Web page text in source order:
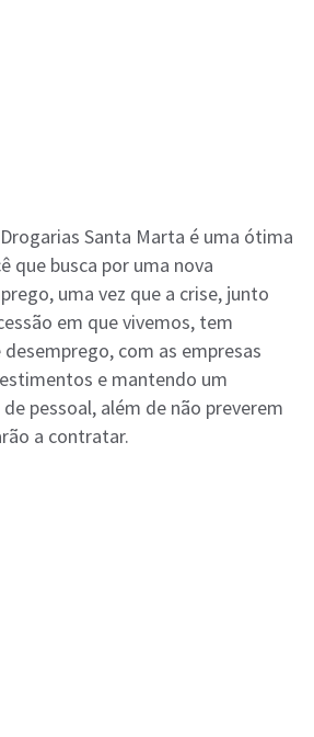
Santa Marta é uma ótima
que busca por uma nova
uma vez que a crise, junto
em que vivemos, tem
com as empresas
e mantendo um
pessoal, além de não preverem
a contratar.